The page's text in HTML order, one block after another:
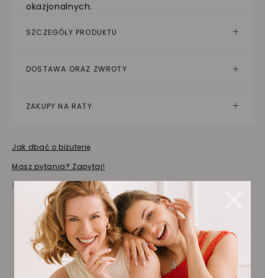
okazjonalnych.
SZCZEGÓŁY PRODUKTU
DOSTAWA ORAZ ZWROTY
ZAKUPY NA RATY
Jak dbać o biżuterię
Masz pytania? Zapytaj!
Prezentowana cena jest ceną brutto